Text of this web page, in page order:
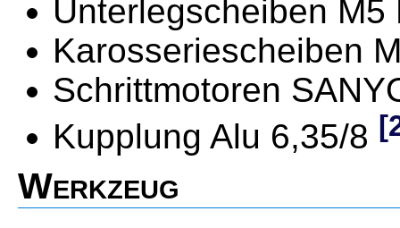
Unterlegscheiben M5
Karosseriescheiben
Schrittmotoren
Kupplung Alu 6,35/8
Werkzeug